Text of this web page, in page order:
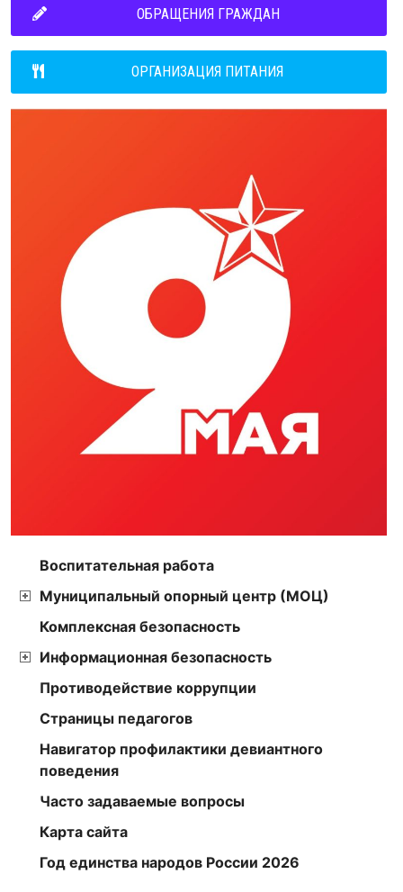
ОБРАЩЕНИЯ ГРАЖДАН
ОРГАНИЗАЦИЯ ПИТАНИЯ
Воспитательная работа
Муниципальный опорный центр (МОЦ)
Комплексная безопасность
Информационная безопасность
Противодействие коррупции
Страницы педагогов
Навигатор профилактики девиантного
поведения
Часто задаваемые вопросы
Карта сайта
Год единства народов России 2026